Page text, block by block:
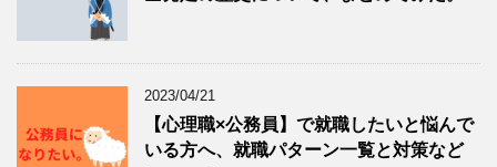
2023/04/21
【心理職×公務員】で就職したいと悩んで
いる方へ、就職パターン一覧と対策など